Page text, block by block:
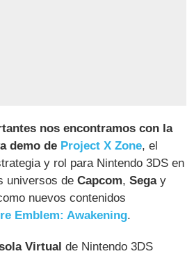
nos encontramos con la
demo de Project X Zone, el
y rol para Nintendo 3DS en
universos deCapcom,Segay
nuevos contenidos
Emblem: Awakening.
Virtual de Nintendo 3DS